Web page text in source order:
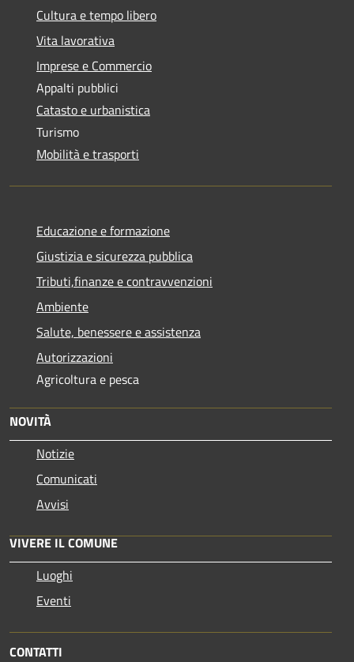
Cultura e tempo libero
Vita lavorativa
Imprese e Commercio
Appalti pubblici
Catasto e urbanistica
Turismo
Mobilità e trasporti
Educazione e formazione
Giustizia e sicurezza pubblica
Tributi,finanze e contravvenzioni
Ambiente
Salute, benessere e assistenza
Autorizzazioni
Agricoltura e pesca
NOVITÀ
Notizie
Comunicati
Avvisi
VIVERE IL COMUNE
Luoghi
Eventi
CONTATTI